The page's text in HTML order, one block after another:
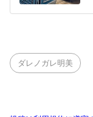
ダレノガレ明美